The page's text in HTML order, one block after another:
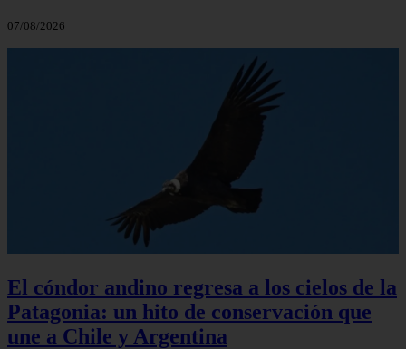
07/08/2026
El cóndor andino regresa a los cielos de la
Patagonia: un hito de conservación que
une a Chile y Argentina